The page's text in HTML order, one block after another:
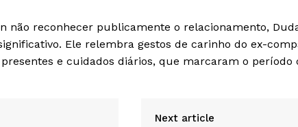
não reconhecer publicamente o relacionamento,
Ele relembra gestos de carinho do ex-
e cuidados diários, que marcaram o período
Next article